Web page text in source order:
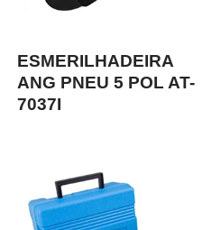
ESMERILHADEIRA
ANG PNEU 5 POL AT-
7037I